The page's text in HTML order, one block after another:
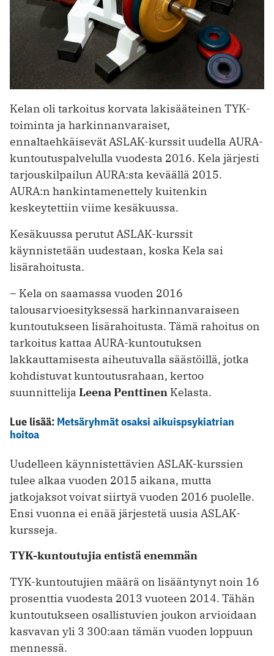
Kelan oli tarkoitus korvata lakisääteinen TYK-
toiminta ja harkinnanvaraiset,
ennaltaehkäisevät ASLAK-kurssit uudella AURA-
kuntoutuspalvelulla vuodesta 2016. Kela järjesti
tarjouskilpailun AURA:sta keväällä 2015.
AURA:n hankintamenettely kuitenkin
keskeytettiin viime kesäkuussa.
Kesäkuussa perutut ASLAK-kurssit
käynnistetään uudestaan, koska Kela sai
lisärahoitusta.
– Kela on saamassa vuoden 2016
talousarvioesityksessä harkinnanvaraiseen
kuntoutukseen lisärahoitusta. Tämä rahoitus on
tarkoitus kattaa AURA-kuntoutuksen
lakkauttamisesta aiheutuvalla säästöillä, jotka
kohdistuvat kuntoutusrahaan, kertoo
suunnittelija Leena Penttinen Kelasta.
Lue lisää: Metsäryhmät osaksi aikuispsykiatrian
hoitoa
Uudelleen käynnistettävien ASLAK-kurssien
tulee alkaa vuoden 2015 aikana, mutta
jatkojaksot voivat siirtyä vuoden 2016 puolelle.
Ensi vuonna ei enää järjestetä uusia ASLAK-
kursseja.
TYK-kuntoutujia entistä enemmän
TYK-kuntoutujien määrä on lisääntynyt noin 16
prosenttia vuodesta 2013 vuoteen 2014. Tähän
kuntoutukseen osallistuvien joukon arvioidaan
kasvavan yli 3 300:aan tämän vuoden loppuun
mennessä.